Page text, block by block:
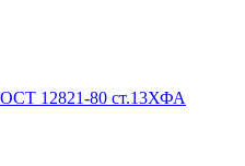
12821-80 ст.13ХФА